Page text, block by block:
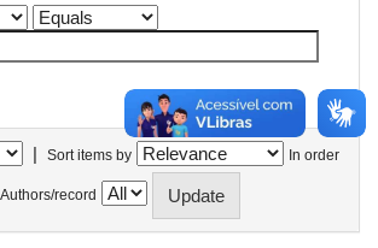
| Sort items by In order
Authors/record